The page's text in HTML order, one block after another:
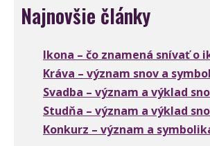
Najnovšie články
Ikona – čo znamená snívať o
Kráva – význam snov a
Svadba – význam a výklad
Studňa – význam a výklad
Konkurz – význam a